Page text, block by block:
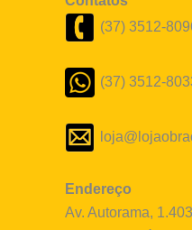
(37) 3512-
(37) 3512-
Endereço
Av. Autorama,